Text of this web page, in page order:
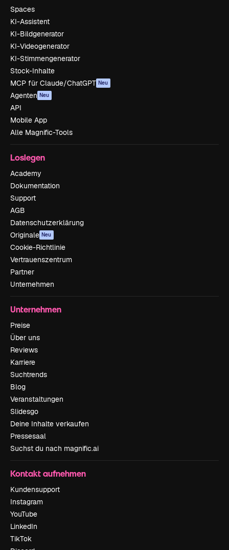
Spaces
KI-Assistent
KI-Bildgenerator
KI-Videogenerator
KI-Stimmengenerator
Stock-Inhalte
MCP für Claude/ChatGPT Neu
Agenten Neu
API
Mobile App
Alle Magnific-Tools
Loslegen
Academy
Dokumentation
Support
AGB
Datenschutzerklärung
Originale Neu
Cookie-Richtlinie
Vertrauenszentrum
Partner
Unternehmen
Unternehmen
Preise
Über uns
Reviews
Karriere
Suchtrends
Blog
Veranstaltungen
Slidesgo
Deine Inhalte verkaufen
Pressesaal
Suchst du nach magnific.ai
Kontakt aufnehmen
Kundensupport
Instagram
YouTube
LinkedIn
TikTok